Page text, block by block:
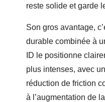
reste solide et garde
Son gros avantage,
durable combinée à
ID le positionne
plus intenses, avec
réduction de friction
à l’augmentation de